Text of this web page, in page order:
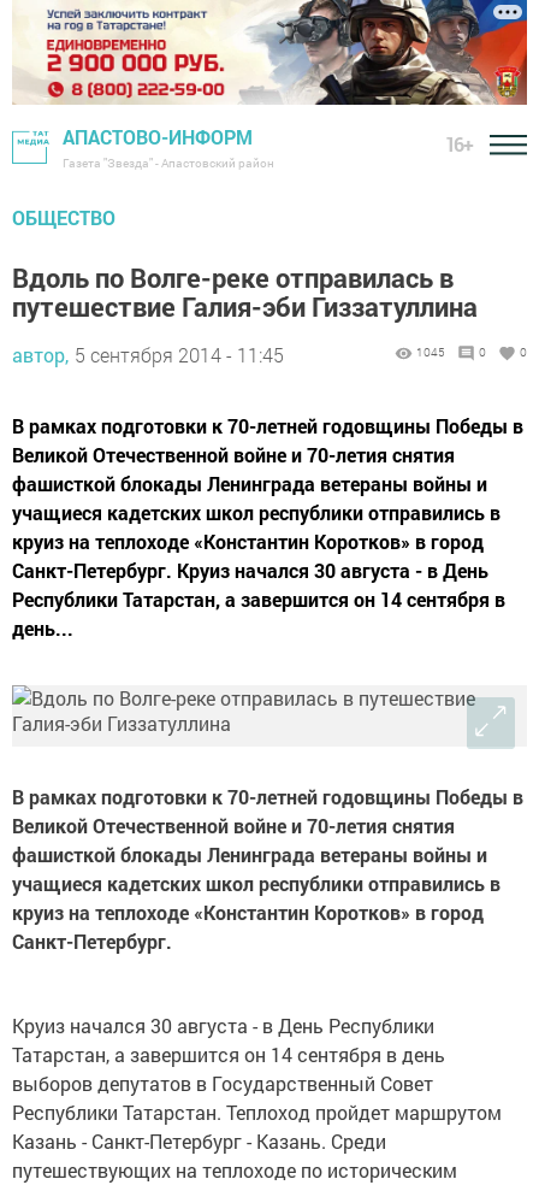
АПАСТОВО-ИНФОРМ
Газета "Звезда" - Апастовский район
16+
ОБЩЕСТВО
Вдоль по Волге-реке отправилась в
путешествие Галия-эби Гиззатуллина
автор, 5 сентября 2014 - 11:45 1045 0 0
В рамках подготовки к 70-летней годовщины Победы в
Великой Отечественной войне и 70-летия снятия
фашисткой блокады Ленинграда ветераны войны и
учащиеся кадетских школ республики отправились в
круиз на теплоходе «Константин Коротков» в город
Санкт-Петербург. Круиз начался 30 августа - в День
Республики Татарстан, а завершится он 14 сентября в
день...
В рамках подготовки к 70-летней годовщины Победы в
Великой Отечественной войне и 70-летия снятия
фашисткой блокады Ленинграда ветераны войны и
учащиеся кадетских школ республики отправились в
круиз на теплоходе «Константин Коротков» в город
Санкт-Петербург.
Круиз начался 30 августа - в День Республики
Татарстан, а завершится он 14 сентября в день
выборов депутатов в Государственный Совет
Республики Татарстан. Теплоход пройдет маршрутом
Казань - Санкт-Петербург - Казань. Среди
путешествующих на теплоходе по историческим